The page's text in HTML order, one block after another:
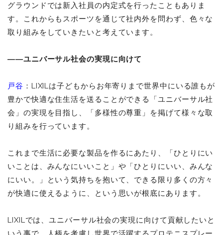
グラウンドでは新入社員の内定式を行ったこともありま
す。これからもスポーツを通じて社内外を問わず、色々な
取り組みをしていきたいと考えています。
――ユニバーサル社会の実現に向けて
戸谷 ：LIXILは子どもからお年寄りまで世界中にいる誰もが
豊かで快適な住生活を送ることができる「ユニバーサル社
会」の実現を目指し、「多様性の尊重」を掲げて様々な取
り組みを行っています。
これまで生活に必要な製品を作るにあたり、「ひとりにい
いことは、みんなにいいこと」や「ひとりにいい、みんな
にいい。」という気持ちを抱いて、できる限り多くの方々
が快適に使えるように、という思いが根底にあります。
LIXILでは、ユニバーサル社会の実現に向けて貢献したいと